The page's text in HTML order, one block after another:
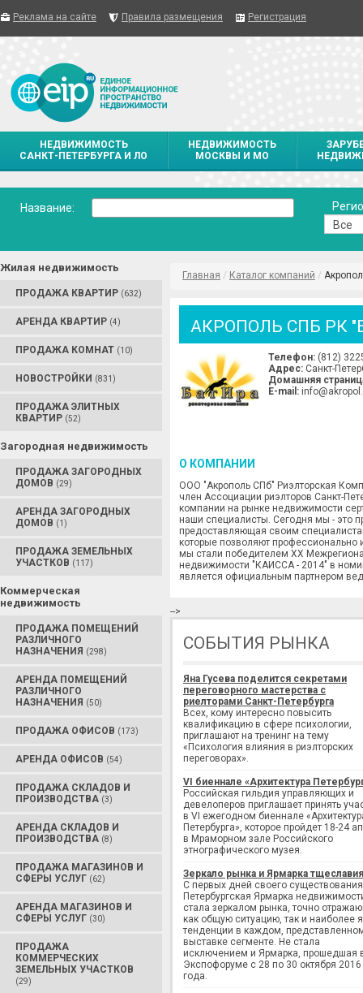
Реклама на сайте Правила размещения Регистрация
НЕДВИЖИМОСТЬ
САНКТ-ПЕТЕРБУРГА И ЛО
НЕДВИЖИМОСТЬ
МОСКВЫ И МО
Название:
Жилая недвижимость
ПРОДАЖА КВАРТИР (632)
АРЕНДА КВАРТИР (4)
ПРОДАЖА КОМНАТ (10)
НОВОСТРОЙКИ (831)
ПРОДАЖА ЭЛИТНЫХ
КВАРТИР (52)
Загородная недвижимость
ПРОДАЖА ЗАГОРОДНЫХ
ДОМОВ (29)
АРЕНДА ЗАГОРОДНЫХ
ДОМОВ (1)
ПРОДАЖА ЗЕМЕЛЬНЫХ
УЧАСТКОВ (117)
Коммерческая
недвижимость
ПРОДАЖА ПОМЕЩЕНИЙ
РАЗЛИЧНОГО
НАЗНАЧЕНИЯ (298)
АРЕНДА ПОМЕЩЕНИЙ
РАЗЛИЧНОГО
НАЗНАЧЕНИЯ (50)
ПРОДАЖА ОФИСОВ (173)
АРЕНДА ОФИСОВ (54)
ПРОДАЖА СКЛАДОВ И
ПРОИЗВОДСТВА (3)
АРЕНДА СКЛАДОВ И
ПРОИЗВОДСТВА (8)
ПРОДАЖА МАГАЗИНОВ И
СФЕРЫ УСЛУГ (62)
АРЕНДА МАГАЗИНОВ И
СФЕРЫ УСЛУГ (30)
ПРОДАЖА
КОММЕРЧЕСКИХ
ЗЕМЕЛЬНЫХ УЧАСТКОВ
(29)
Главная / Каталог компаний /
АКРОПОЛЬ СПБ РК
Телефон: (812)
Адрес: Санкт-
Домашняя
E-mail:
О КОМПАНИИ
ООО "Акрополь СПб" Риэлторская
член Ассоциации риэлторов Санкт-
компании на рынке недвижимости
наши специалисты. Сегодня мы - это
предоставляющая своим
которые позволяют профессионально
мы стали победителем ХХ
недвижимости "КАИССА - 2014" в
является официальным партнером
-->
СОБЫТИЯ РЫНКА
Яна Гусева поделится секретами
переговорного мастерства с
риелторами Санкт-Петербурга
Всех, кому интересно повысить
квалификацию в сфере психологии,
приглашают на тренинг на тему
«Психология влияния в риэлторских
переговорах».
VI биеннале «Архитектура
Российская гильдия управляющих и
девелоперов приглашает принять
в VI ежегодном биеннале
Петербурга», которое пройдет 18-24
в Мраморном зале Российского
этнографического музея.
Зеркало рынка и Ярмарка тщеславия
С первых дней своего существования
Петербургская Ярмарка
стала зеркалом рынка, точно
как общую ситуацию, так и наиболее
тенденции в каждом,
выставке сегменте. Не стала
исключением и Ярмарка, прошедшая
Экспофоруме с 28 по 30 октября 2016
года.